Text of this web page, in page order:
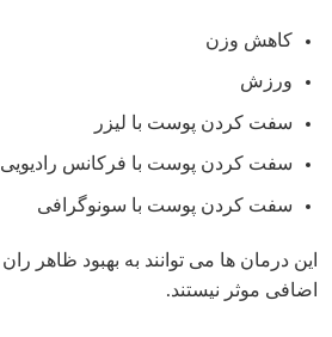
کاهش وزن
ورزش
سفت کردن پوست با لیزر
سفت کردن پوست با فرکانس رادیویی
سفت کردن پوست با سونوگرافی
این درمان ها می توانند به بهبود ظاهر
اضافی موثر نیستند.